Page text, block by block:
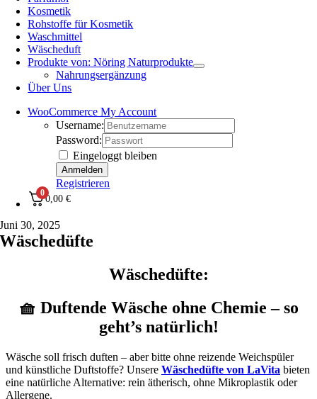
Kosmetik
Rohstoffe für Kosmetik
Waschmittel
Wäscheduft
Produkte von: Nöring Naturprodukte
Nahrungsergänzung
Über Uns
WooCommerce My Account
Username:
Password:
Eingeloggt bleiben
Registrieren
0
0,00€
Juni 30, 2025
Wäschedüfte
Wäschedüfte:
🧺 Duftende Wäsche ohne Chemie – so
geht’s natürlich!
Wäsche soll frisch duften – aber bitte ohne reizende Weichspüler
und künstliche Duftstoffe? Unsere Wäschedüfte von LaVita bieten
eine natürliche Alternative: rein ätherisch, ohne Mikroplastik oder
Allergene.